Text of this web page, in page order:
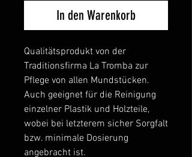
In den Warenkorb
Qualitätsprodukt von der
Traditionsfirma La Tromba zur
Pflege von allen Mundstücken.
Auch geeignet für die Reinigung
einzelner Plastik und Holzteile,
wobei bei letzterem sicher Sorgfalt
bzw. minimale Dosierung
angebracht ist.